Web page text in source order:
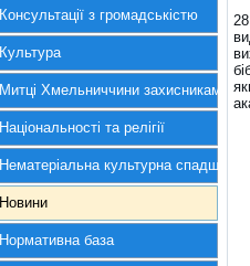
Консультації з громадськістю
Культура
Митці Хмельниччини захисникам
Національності та релігії
Нематеріальна культурна спадщина
Новини
Нормативна база